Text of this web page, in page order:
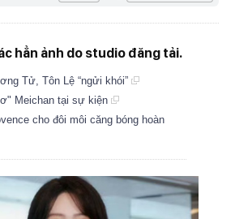
hẳn ảnh do studio đăng tải.
Tử, Tôn Lệ “ngửi khói”
Meichan tại sự kiện
cho đôi môi căng bóng hoàn